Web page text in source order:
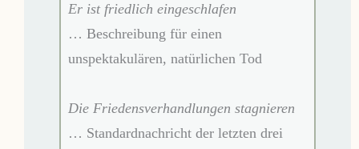
Er ist friedlich eingeschlafen
… Beschreibung für einen
unspektakulären, natürlichen Tod
Die Friedensverhandlungen stagnieren
… Standardnachricht der letzten drei